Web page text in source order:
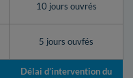
10 jours ouvrés
5 jours ouvfés
Délai d’intervention du